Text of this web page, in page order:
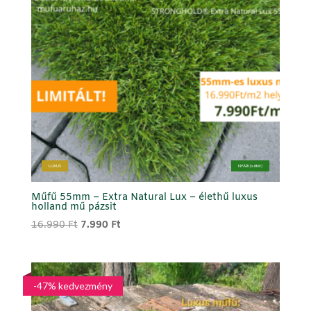
LUXUS NYÁRI (sötét)
Műfű 55mm – Extra Natural Lux – élethű luxus
holland mű pázsit
16.990Ft Original
16.990 Ft.
7.990 FtCurrent
7.990 Ft.
-47% kedvezmény